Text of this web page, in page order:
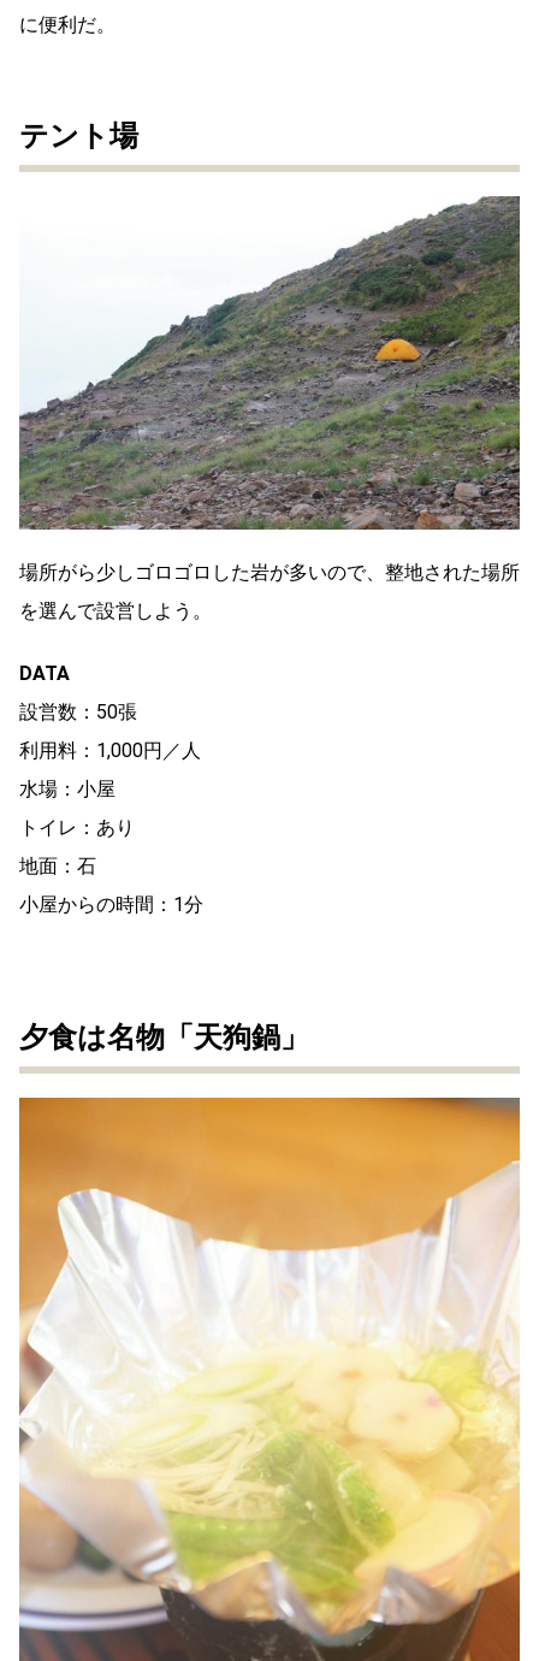
に便利だ。
テント場
場所がら少しゴロゴロした岩が多いので、整地された場所
を選んで設営しよう。
DATA
設営数：50張
利用料：1,000円／人
水場：小屋
トイレ：あり
地面：石
小屋からの時間：1分
夕食は名物「天狗鍋」